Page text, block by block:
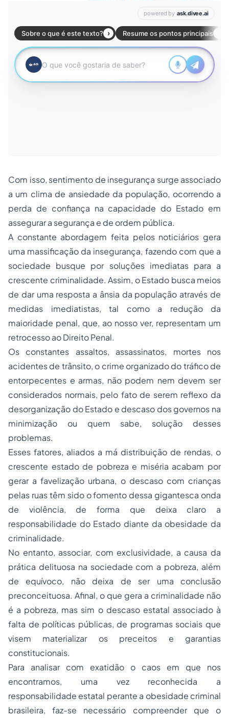
Com isso, sentimento de insegurança surge associado
a um clima de ansiedade da população, ocorrendo a
perda de confiança na capacidade do Estado em
assegurar a segurança e de ordem pública.
A constante abordagem feita pelos noticiários gera
uma massificação da insegurança, fazendo com que a
sociedade busque por soluções imediatas para a
crescente criminalidade. Assim, o Estado busca meios
de dar uma resposta a ânsia da população através de
medidas imediatistas, tal como a redução da
maioridade penal, que, ao nosso ver, representam um
retrocesso aoDireito Penal.
Os constantes assaltos, assassinatos, mortes nos
acidentes de trânsito, o crime organizadodo tráfico de
entorpecentes e armas, não podem nem devem ser
considerados normais, pelo fato de serem reflexo da
desorganização do Estado e descaso dos governos na
minimização ou quem sabe, solução desses
problemas.
Esses fatores, aliados a má distribuição de rendas, o
crescente estado de pobreza e miséria acabam por
gerar a favelização urbana, o descaso com crianças
pelas ruas têm sido o fomento dessa gigantesca onda
de violência, de forma que deixa claro a
responsabilidade do Estado diante da obesidade da
criminalidade.
No entanto, associar, com exclusividade, a causa da
prática delituosa na sociedade com a pobreza, além
de equívoco, não deixa de ser uma conclusão
preconceituosa. Afinal, o que gera a criminalidade não
é a pobreza, mas sim o descaso estatal associado à
falta de políticas públicas, de programas sociais que
visem materializar os preceitos e garantias
constitucionais.
Para analisar com exatidão o caos em que nos
encontramos, uma vez reconhecida a
responsabilidade estatal perante a obesidade criminal
brasileira, faz-se necessário compreender que o